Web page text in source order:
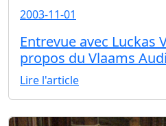
2003-11-01
Entrevue avec Luckas
propos du Vlaams
Lire l'article